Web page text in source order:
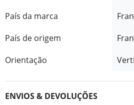
País da marca
País de origem
Orientação
ENVIOS & DEVOLUÇÕES